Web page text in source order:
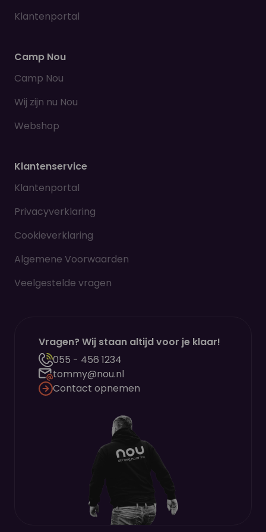
Klantenportal
Camp Nou
Camp Nou
Wij zijn nu Nou
Webshop
Klantenservice
Klantenportal
Privacyverklaring
Cookieverklaring
Algemene Voorwaarden
Veelgestelde vragen
Vragen? Wij staan altijd voor je klaar!
055 - 456 1234
tommy@nou.nl
Contact opnemen